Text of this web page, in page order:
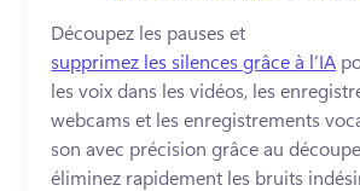
Découpez les pauses et
supprimez les silences grâce à l’IA
les voix dans les vidéos, les
webcams et les enregistrements
son avec précision grâce au
éliminez rapidement les bruits